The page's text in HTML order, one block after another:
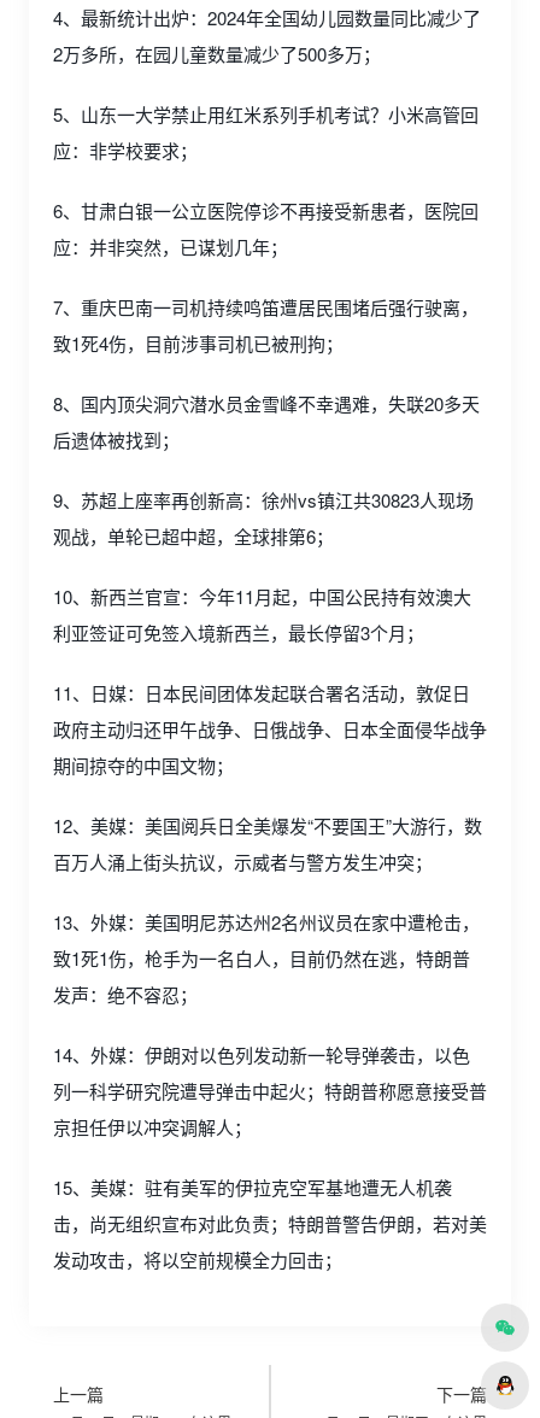
4、最新统计出炉：2024年全国幼儿园数量同比减少了
2万多所，在园儿童数量减少了500多万；
5、山东一大学禁止用红米系列手机考试？小米高管回
应：非学校要求；
6、甘肃白银一公立医院停诊不再接受新患者，医院回
应：并非突然，已谋划几年；
7、重庆巴南一司机持续鸣笛遭居民围堵后强行驶离，
致1死4伤，目前涉事司机已被刑拘；
8、国内顶尖洞穴潜水员金雪峰不幸遇难，失联20多天
后遗体被找到；
9、苏超上座率再创新高：徐州vs镇江共30823人现场
观战，单轮已超中超，全球排第6；
10、新西兰官宣：今年11月起，中国公民持有效澳大
利亚签证可免签入境新西兰，最长停留3个月；
11、日媒：日本民间团体发起联合署名活动，敦促日
政府主动归还甲午战争、日俄战争、日本全面侵华战争
期间掠夺的中国文物；
12、美媒：美国阅兵日全美爆发“不要国王”大游行，数
百万人涌上街头抗议，示威者与警方发生冲突；
13、外媒：美国明尼苏达州2名州议员在家中遭枪击，
致1死1伤，枪手为一名白人，目前仍然在逃，特朗普
发声：绝不容忍；
14、外媒：伊朗对以色列发动新一轮导弹袭击，以色
列一科学研究院遭导弹击中起火；特朗普称愿意接受普
京担任伊以冲突调解人；
15、美媒：驻有美军的伊拉克空军基地遭无人机袭
击，尚无组织宣布对此负责；特朗普警告伊朗，若对美
发动攻击，将以空前规模全力回击；
上一篇 下一篇